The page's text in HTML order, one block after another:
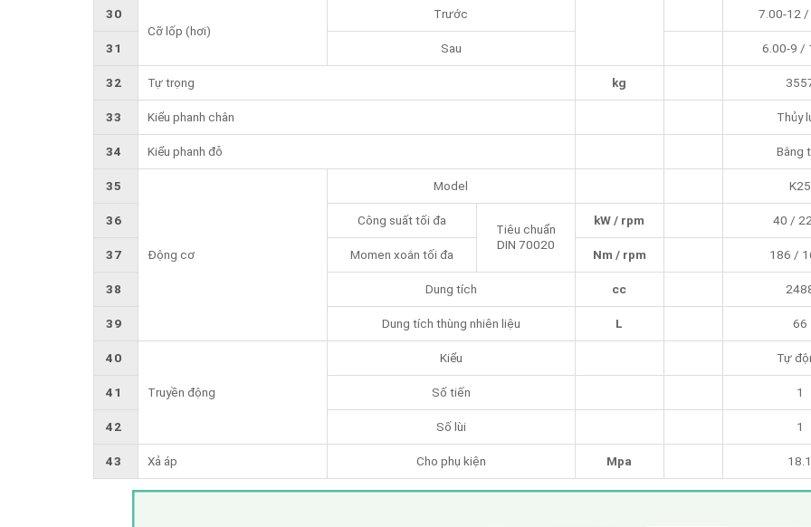
30
Cỡ lốp (hơi)
Trước 7.00-12 /
31 Sau 6.00-9 /
32 Tự trọng kg
33 Kiểu phanh chân Thủy
34 Kiểu phanh đỗ Bằng
35
Động cơ
Model K25
36 Công suất tối đa
Tiêu chuẩn
DIN 70020
kW / rpm 40 /
37 Momen xoắn tối đa Nm / rpm 186 /
38 Dung tích cc
39 Dung tích thùng nhiên liệu L 66
40
Truyền động
Kiểu Tự
41 Số tiến 1
42 Số lùi 1
43 Xả áp Cho phụ kiện Mpa 18.1